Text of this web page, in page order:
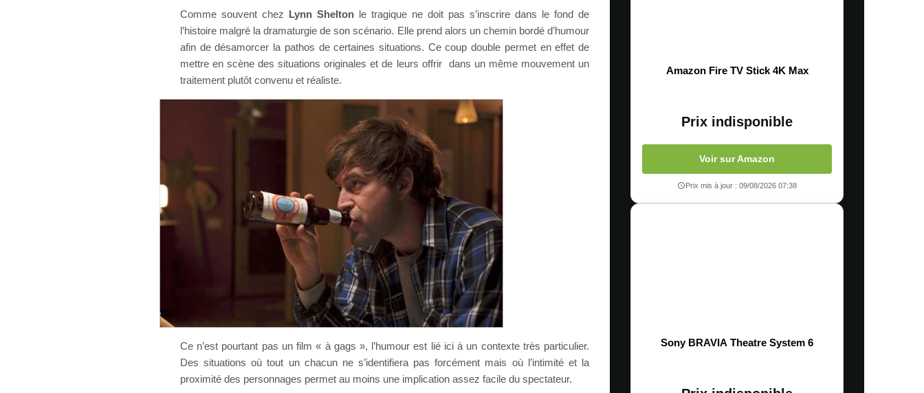
Comme souvent chez Lynn Shelton le tragique ne doit pas s’inscrire dans le fond de
l’histoire malgré la dramaturgie de son scénario. Elle prend alors un chemin bordé d’humour
afin de désamorcer la pathos de certaines situations. Ce coup double permet en effet de
mettre en scène des situations originales et de leurs offrir dans un même mouvement un
traitement plutôt convenu et réaliste.
Ce n’est pourtant pas un film « à gags », l’humour est lié ici à un contexte très particulier.
Des situations où tout un chacun ne s’identifiera pas forcément mais où l’intimité et la
proximité des personnages permet au moins une implication assez facile du spectateur.
Amazon Fire TV Stick 4K Max
Prix indisponible
Voir sur Amazon
Prix mis à jour : 09/08/2026 07:38
Sony BRAVIA Theatre System 6